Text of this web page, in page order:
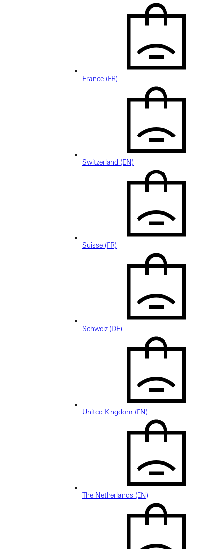
France (FR)
Switzerland (EN)
Suisse (FR)
Schweiz (DE)
United Kingdom (EN)
The Netherlands (EN)